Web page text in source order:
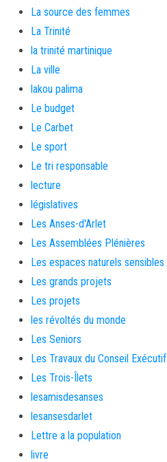
La source des femmes
La Trinité
la trinité martinique
La ville
lakou palima
Le budget
Le Carbet
Le sport
Le tri responsable
lecture
législatives
Les Anses-d'Arlet
Les Assemblées Plénières
Les espaces naturels sensibles
Les grands projets
Les projets
les révoltés du monde
Les Seniors
Les Travaux du Conseil Exécutif
Les Trois-Îlets
lesamisdesanses
lesansesdarlet
Lettre a la population
livre